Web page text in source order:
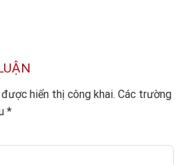
hiển thị công khai. Các trường
*